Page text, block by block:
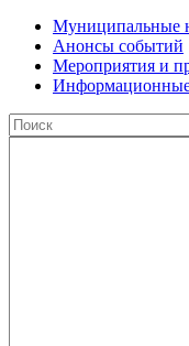
Муниципальные
Анонсы событий
Мероприятия и